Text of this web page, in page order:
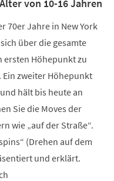
von 10-16 Jahren
70er Jahre in New York
über die gesamte
ersten Höhepunkt zu
Ein zweiter Höhepunkt
hält bis heute an
Sie die Moves der
wie „auf der Straße“.
(Drehen auf dem
und erklärt.